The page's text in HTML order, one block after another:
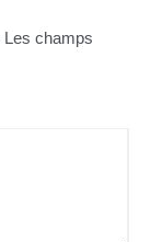
Les champs